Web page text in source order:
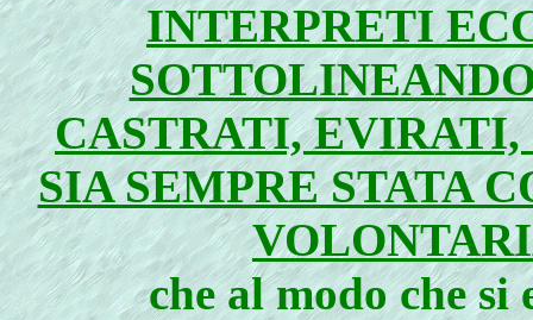
INTERPRETI
CASTRATI, EVIRATI,
SIA SEMPRE STATA
che al modo che si